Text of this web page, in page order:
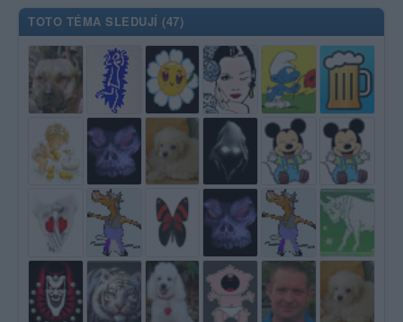
TOTO TÉMA SLEDUJÍ (47)